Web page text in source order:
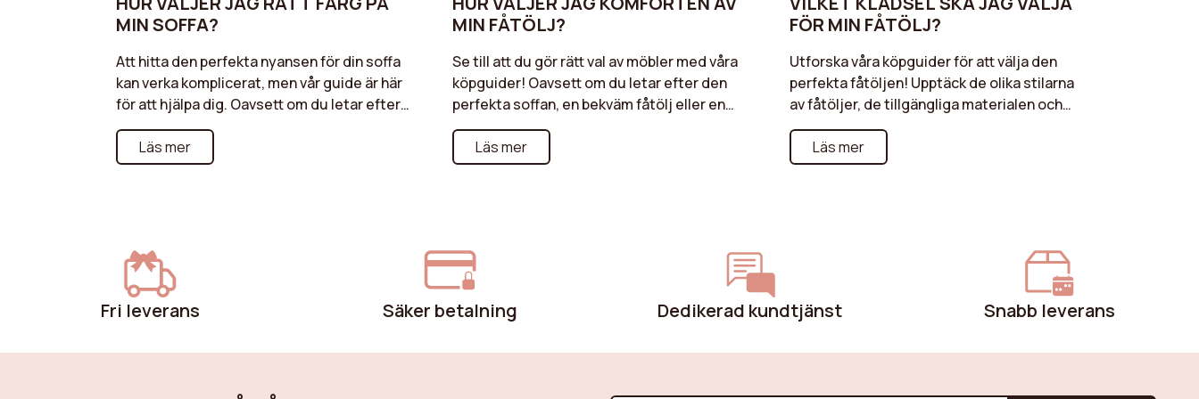
MIN SOFFA?
Att hitta den perfekta nyansen för din soffa
kan verka komplicerat, men vår guide är här
för att hjälpa dig. Oavsett om du letar efter
en färg som smälter in i en diskret atmosfär
eller en mer vågad nyans för att ge energi
till ditt vardagsrum, upptäck våra tips för att
nyanser för en varm atmosfär: följ våra
rekommendationer för ett färgval som
kommer att förbättra ditt utrymme
samtidigt som du återspeglar din
Läs mer
MIN FÅTÖLJ?
Se till att du gör rätt val av möbler med våra
köpguider! Oavsett om du letar efter den
perfekta soffan, en bekväm fåtölj eller en
praktisk puff, erbjuder våra guider
värdefulla råd för varje typ av möbel.
Upptäck de viktigaste kriterierna att tänka
utformade för att hjälpa dig att hitta möbler
som kombinerar komfort, kvalitet och
estetik, samtidigt som de passar din
budget.
Läs mer
FÖR MIN FÅTÖLJ?
Utforska våra köpguider för att välja den
perfekta fåtöljen! Upptäck de olika stilarna
av fåtöljer, de tillgängliga materialen och
faktorerna att tänka på för att säkerställa
optimal komfort och en harmonisk design.
Cocktailfåtölj, gungstol eller kanske en
Läs mer
Fri leverans Säker betalning Dedikerad kundtjänst Snabb leverans